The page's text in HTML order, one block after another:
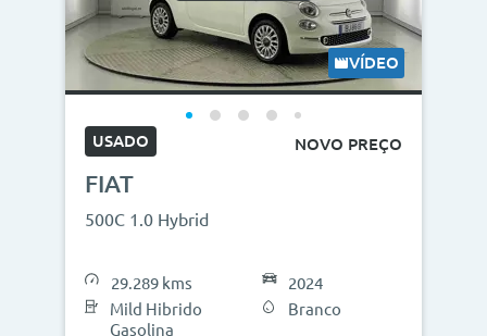
VÍDEO
USADO NOVO PREÇO
FIAT
500C 1.0 Hybrid
29.289 kms
Mild Hibrido
Gasolina
2024
Branco